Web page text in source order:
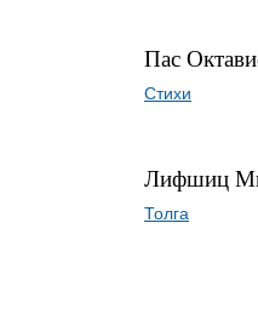
Пас
Стихи
Лифшиц
Толга